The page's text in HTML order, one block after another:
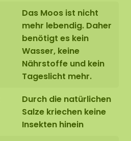
Das Moos ist nicht
mehr lebendig. Daher
benötigt es kein
Wasser, keine
Nährstoffe und kein
Tageslicht mehr.
Durch die natürlichen
Salze kriechen keine
Insekten hinein